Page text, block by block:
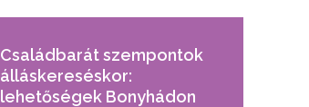
Családbarát szempontok
álláskereséskor:
lehetőségek Bonyhádon